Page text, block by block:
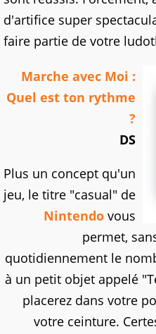
d'artifice super
faire partie de votre
Marche avec Moi :
Quel est ton rythme
?
DS
Plus un concept qu'un
jeu, le titre "casual" de
Nintendo vous
permet,
quotidiennement le
à un petit objet appelé
placerez dans votre
votre ceinture.